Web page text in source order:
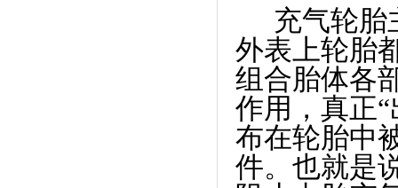
充气轮胎
外表上轮胎
组合胎体各
作用，真正
布在轮胎中
件。也就是